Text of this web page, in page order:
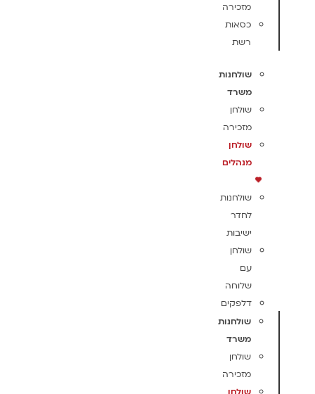
מזכירה
כסאות
רשת
שולחנות
משרד
שולחן
מזכירה
שולחן
מנהלים
שולחנות
לחדר
ישיבות
שולחן
עם
שלוחה
דלפקים
שולחנות
משרד
שולחן
מזכירה